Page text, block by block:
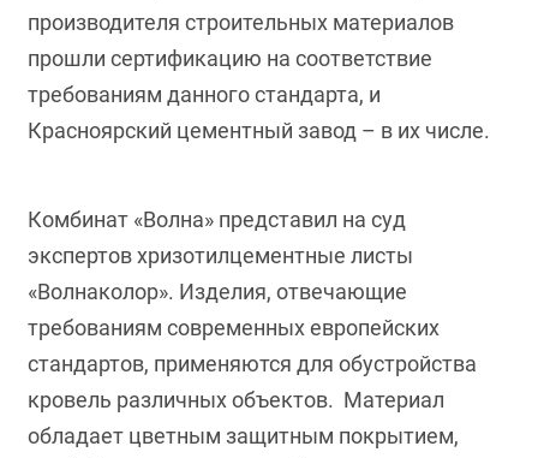
производителя строительных материалов
прошли сертификацию на соответствие
требованиям данного стандарта, и
Красноярский цементный завод – в их числе.
Комбинат «Волна» представил на суд
экспертов хризотилцементные листы
«Волнаколор». Изделия, отвечающие
требованиям современных европейских
стандартов, применяются для обустройства
кровель различных объектов. Материал
обладает цветным защитным покрытием,